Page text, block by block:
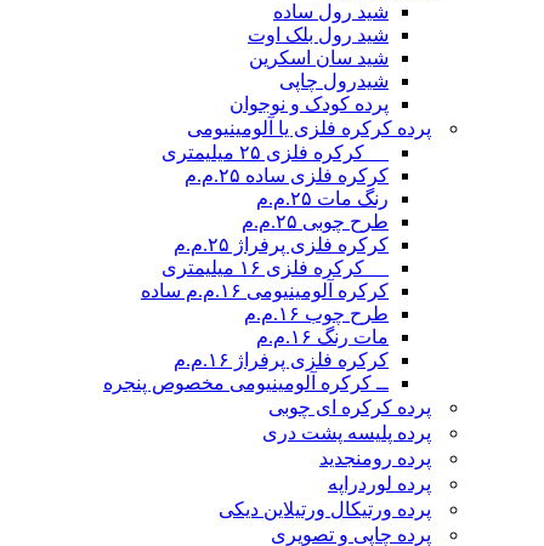
شید رول ساده
شید رول بلک اوت
شید سان اسکرین
شیدرول چاپی
پرده کودک و نوجوان
پرده کرکره فلزی یا آلومینیومی
__ کرکره فلزی ۲۵ میلیمتری
کرکره فلزی ساده ۲۵.م.م
رنگ مات ۲۵.م.م
طرح چوبی ۲۵.م.م
کرکره فلزی پرفراژ ۲۵.م.م
__ کرکره فلزی ۱۶ میلیمتری
کرکره آلومینیومی ۱۶.م.م ساده
طرح چوب ۱۶.م.م
مات رنگ ۱۶.م.م
کرکره فلزی پرفراژ ۱۶.م.م
ــ کرکره آلومینیومی مخصوص پنجره
پرده کرکره ای چوبی
پرده پلیسه پشت دری
پرده رومنجدید
پرده لوردراپه
پرده ورتیکال ورتیلاین دیکی
پرده چاپی و تصویری